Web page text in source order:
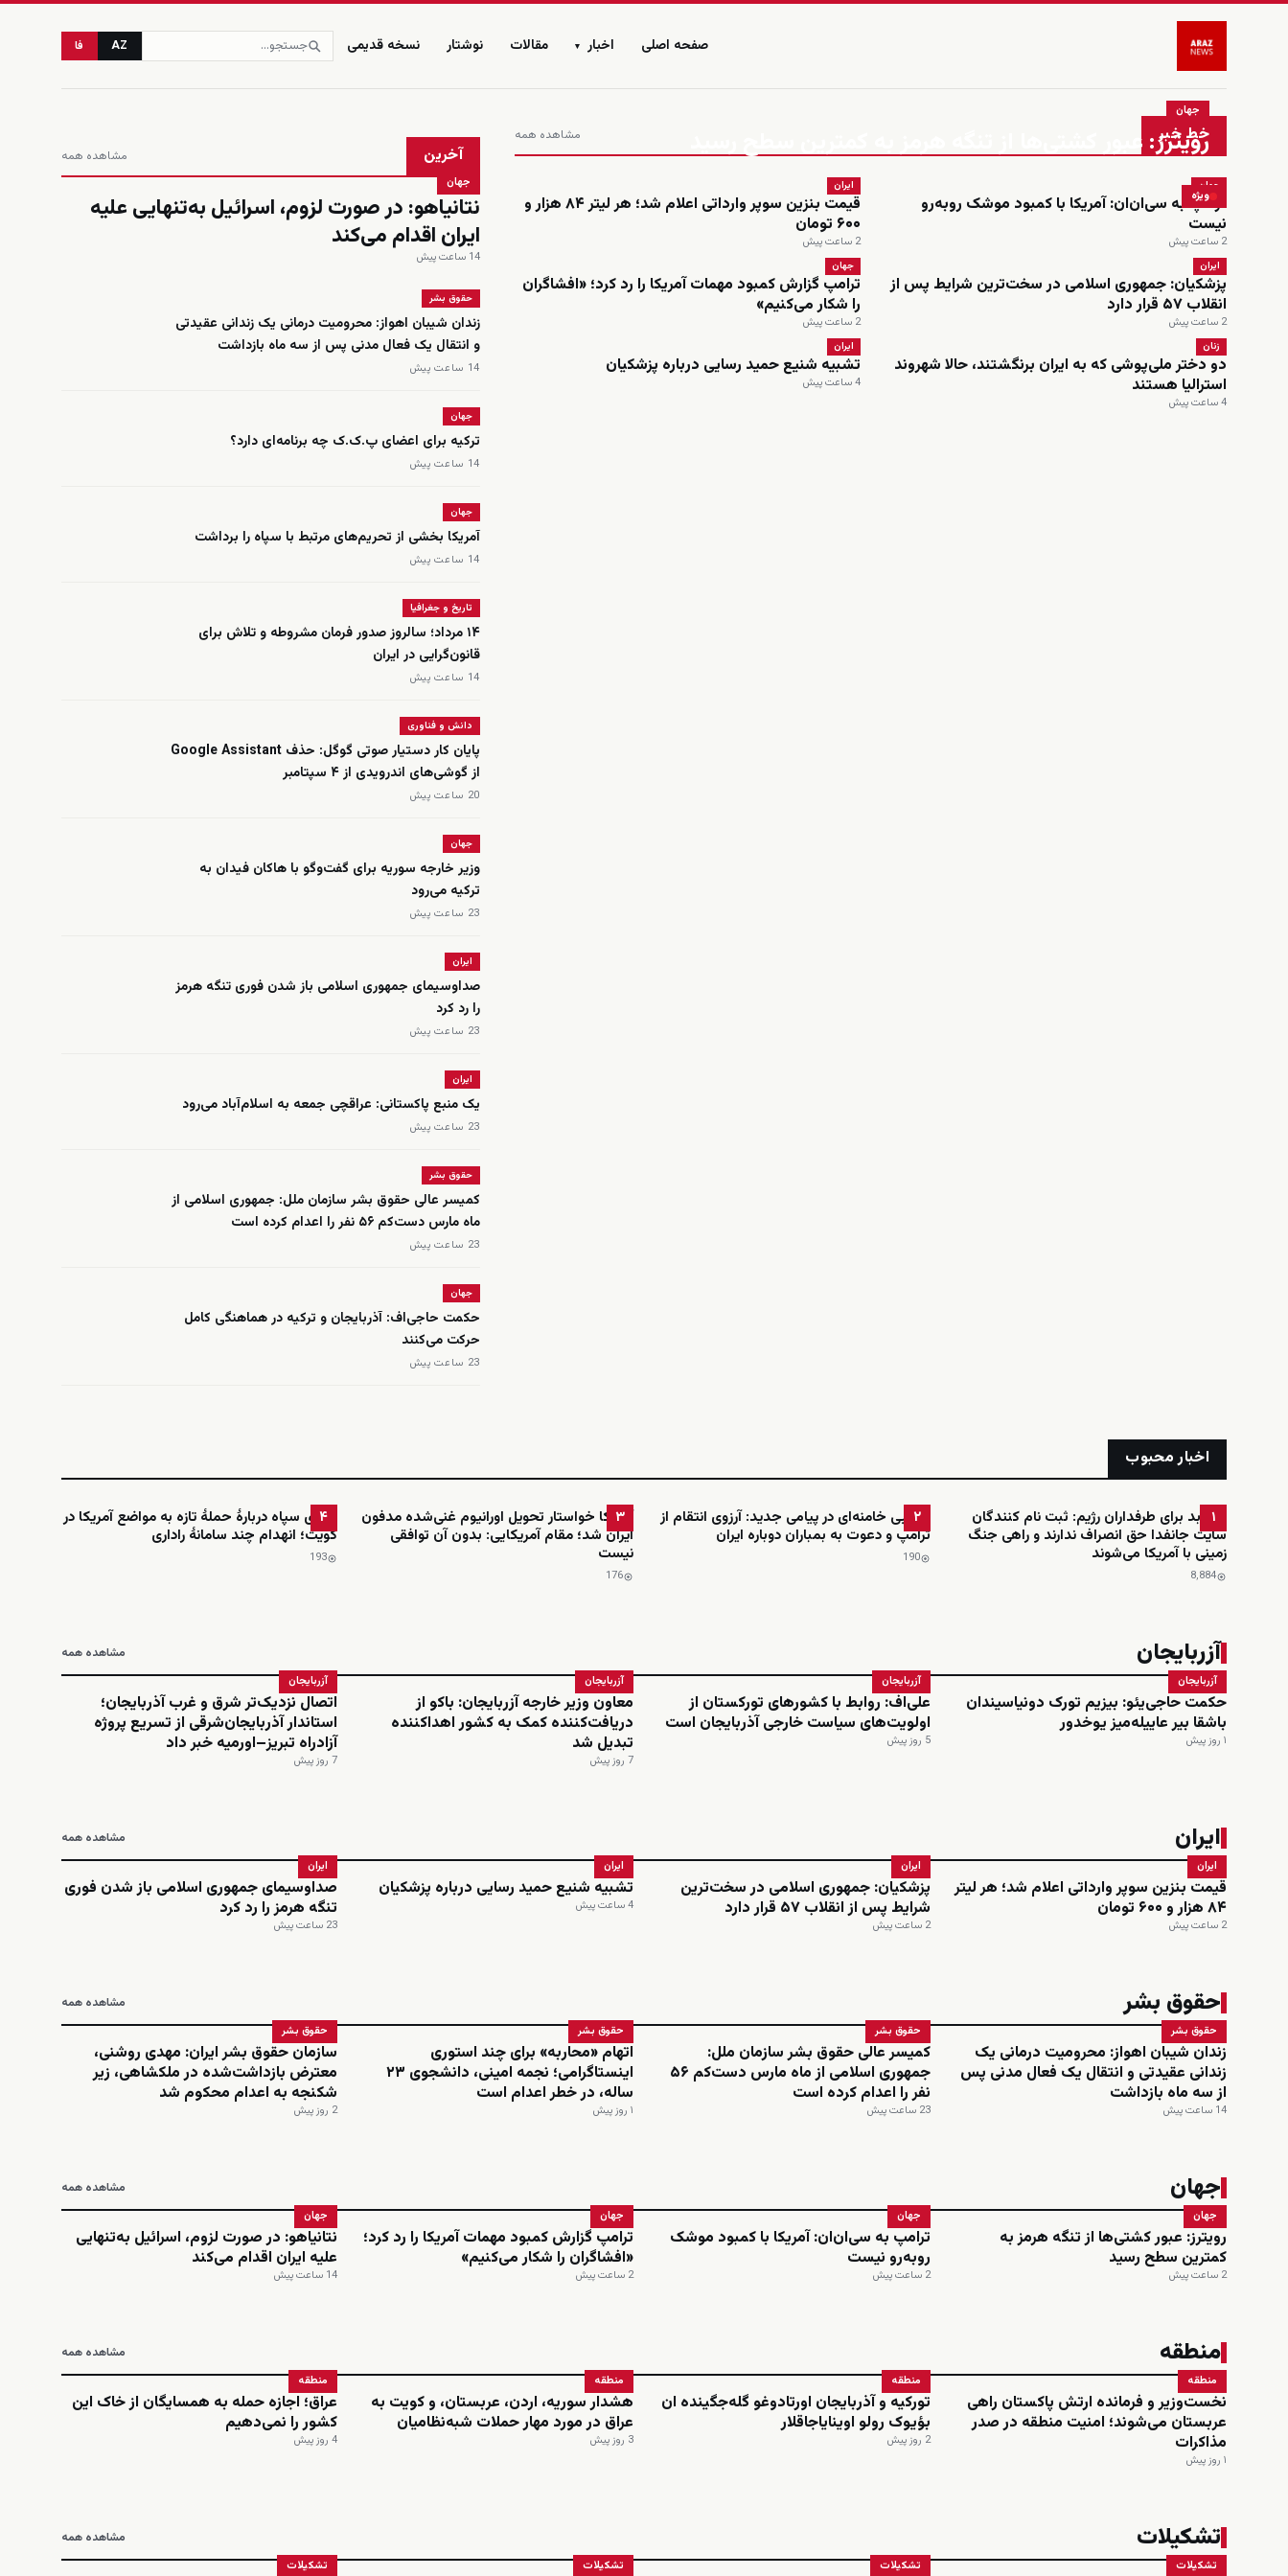
صفحه اصلی اخبار ▾ مقالات نوشتار نسخه قدیمی AZ فا
زنده خط خبر مشاهده همه
ویژه
جهان
رویترز: عبور کشتی‌ها از تنگه هرمز به کمترین سطح رسید
جهان
ترامپ به سی‌ان‌ان: آمریکا با کمبود موشک روبه‌رو
نیست
2 ساعت پیش
ایران
قیمت بنزین سوپر وارداتی اعلام شد؛ هر لیتر ۸۴ هزار و
۶۰۰ تومان
2 ساعت پیش
ایران
پزشکیان: جمهوری اسلامی در سخت‌ترین شرایط پس از
انقلاب ۵۷ قرار دارد
2 ساعت پیش
جهان
ترامپ گزارش کمبود مهمات آمریکا را رد کرد؛ «افشاگران
را شکار می‌کنیم»
2 ساعت پیش
زنان
دو دختر ملی‌پوشی که به ایران برنگشتند، حالا شهروند
استرالیا هستند
4 ساعت پیش
ایران
تشبیه شنیع حمید رسایی درباره پزشکیان
4 ساعت پیش
آخرین مشاهده همه
جهان
نتانیاهو: در صورت لزوم، اسرائیل به‌تنهایی علیه
ایران اقدام می‌کند
14 ساعت پیش
حقوق بشر
زندان شیبان اهواز: محرومیت درمانی یک زندانی عقیدتی
و انتقال یک فعال مدنی پس از سه ماه بازداشت
14 ساعت پیش
جهان
ترکیه برای اعضای پ.ک.ک چه برنامه‌ای دارد؟
14 ساعت پیش
جهان
آمریکا بخشی از تحریم‌های مرتبط با سپاه را برداشت
14 ساعت پیش
تاریخ و جغرافیا
۱۴ مرداد؛ سالروز صدور فرمان مشروطه و تلاش برای
قانون‌گرایی در ایران
14 ساعت پیش
دانش و فناوری
پایان کار دستیار صوتی گوگل: حذف Google Assistant
از گوشی‌های اندرویدی از ۴ سپتامبر
20 ساعت پیش
جهان
وزیر خارجه سوریه برای گفت‌وگو با هاکان فیدان به
ترکیه می‌رود
23 ساعت پیش
ایران
صداوسیمای جمهوری اسلامی باز شدن فوری تنگه هرمز
را رد کرد
23 ساعت پیش
ایران
یک منبع پاکستانی: عراقچی جمعه به اسلام‌آباد می‌رود
23 ساعت پیش
حقوق بشر
کمیسر عالی حقوق بشر سازمان ملل: جمهوری اسلامی از
ماه مارس دست‌کم ۵۶ نفر را اعدام کرده است
23 ساعت پیش
جهان
حکمت حاجی‌اف: آذربایجان و ترکیه در هماهنگی کامل
حرکت می‌کنند
23 ساعت پیش
اخبار محبوب
۱
خبر بد برای طرفداران رژیم: ثبت نام کنندگان
سایت جانفدا حق انصراف ندارند و راهی جنگ
زمینی با آمریکا می‌شوند
8٬884
۲
مجتبی خامنه‌ای در پیامی جدید: آرزوی انتقام از
ترامپ و دعوت به بمباران دوباره ایران
190
۳
آمریکا خواستار تحویل اورانیوم غنی‌شده مدفون
ایران شد؛ مقام آمریکایی: بدون آن توافقی
نیست
176
۴
ادعای سپاه دربارهٔ حملهٔ تازه به مواضع آمریکا در
کویت؛ انهدام چند سامانهٔ راداری
193
آزربایجان مشاهده همه
آزربایجان
حکمت حاجی‌یئو: بیزیم تورک دونیاسیندان
باشقا بیر عاییله‌میز یوخدور
۱ روز پیش
آزربایجان
علی‌اف: روابط با کشورهای تورکستان از
اولویت‌های سیاست خارجی آذربایجان است
5 روز پیش
آزربایجان
معاون وزیر خارجه آزربایجان: باکو از
دریافت‌کننده کمک به کشور اهداکننده
تبدیل شد
7 روز پیش
آزربایجان
اتصال نزدیک‌تر شرق و غرب آذربایجان؛
استاندار آذربایجان‌شرقی از تسریع پروژه
آزادراه تبریز–اورمیه خبر داد
7 روز پیش
ایران مشاهده همه
ایران
قیمت بنزین سوپر وارداتی اعلام شد؛ هر لیتر
۸۴ هزار و ۶۰۰ تومان
2 ساعت پیش
ایران
پزشکیان: جمهوری اسلامی در سخت‌ترین
شرایط پس از انقلاب ۵۷ قرار دارد
2 ساعت پیش
ایران
تشبیه شنیع حمید رسایی درباره پزشکیان
4 ساعت پیش
ایران
صداوسیمای جمهوری اسلامی باز شدن فوری
تنگه هرمز را رد کرد
23 ساعت پیش
حقوق بشر مشاهده همه
حقوق بشر
زندان شیبان اهواز: محرومیت درمانی یک
زندانی عقیدتی و انتقال یک فعال مدنی پس
از سه ماه بازداشت
14 ساعت پیش
حقوق بشر
کمیسر عالی حقوق بشر سازمان ملل:
جمهوری اسلامی از ماه مارس دست‌کم ۵۶
نفر را اعدام کرده است
23 ساعت پیش
حقوق بشر
اتهام «محاربه» برای چند استوری
اینستاگرامی؛ نجمه امینی، دانشجوی ۲۳
ساله، در خطر اعدام است
۱ روز پیش
حقوق بشر
سازمان حقوق بشر ایران: مهدی روشنی،
معترض بازداشت‌شده در ملکشاهی، زیر
شکنجه به اعدام محکوم شد
2 روز پیش
جهان مشاهده همه
جهان
رویترز: عبور کشتی‌ها از تنگه هرمز به
کمترین سطح رسید
2 ساعت پیش
جهان
ترامپ به سی‌ان‌ان: آمریکا با کمبود موشک
روبه‌رو نیست
2 ساعت پیش
جهان
ترامپ گزارش کمبود مهمات آمریکا را رد کرد؛
«افشاگران را شکار می‌کنیم»
2 ساعت پیش
جهان
نتانیاهو: در صورت لزوم، اسرائیل به‌تنهایی
علیه ایران اقدام می‌کند
14 ساعت پیش
منطقه مشاهده همه
منطقه
نخست‌وزیر و فرمانده ارتش پاکستان راهی
عربستان می‌شوند؛ امنیت منطقه در صدر
مذاکرات
۱ روز پیش
منطقه
تورکیه و آذربایجان اورتادوغو گله‌جگینده ان
بؤیوک رولو اوینایاجاقلار
2 روز پیش
منطقه
هشدار سوریه، اردن، عربستان، و کویت به
عراق در مورد مهار حملات شبه‌نظامیان
3 روز پیش
منطقه
عراق؛ اجازه حمله به همسایگان از خاک این
کشور را نمی‌دهیم
4 روز پیش
تشکیلات مشاهده همه
تشکیلات تشکیلات تشکیلات تشکیلات